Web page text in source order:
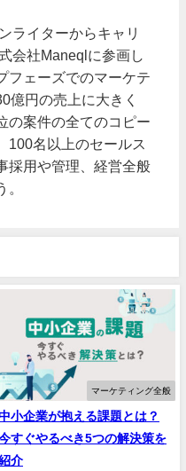
ライターからキャリ
会社Maneqlに参画し
フェーズでのマーケテ
億円の売上に大きく
の案件の全てのコピー
100名以上のセールス
採用や管理、経営全般
。
マーケティング全般
小企業が抱える課題とは？
すぐやるべき5つの解決策を
介